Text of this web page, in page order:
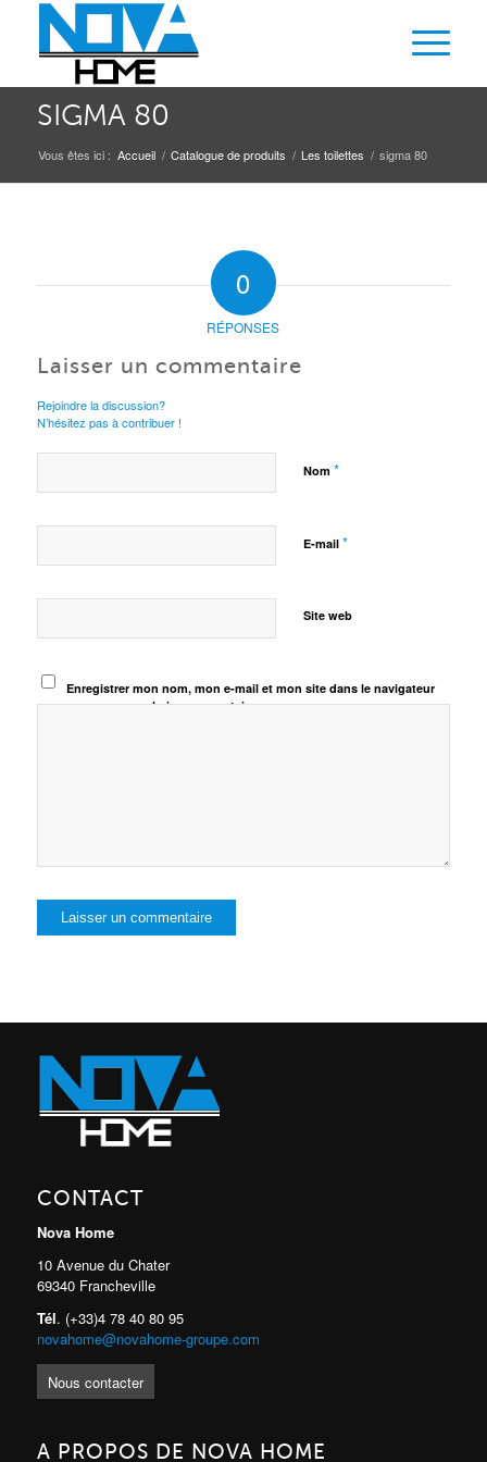
SIGMA 80
Vous êtes ici : Accueil / Catalogue de produits / Les toilettes / sigma 80
0
RÉPONSES
Laisser un commentaire
Rejoindre la discussion?
N’hésitez pas à contribuer !
Nom *
E-mail *
Site web
Enregistrer mon nom, mon e-mail et mon site dans le navigateur
pour mon prochain commentaire.
CONTACT
Nova Home
10 Avenue du Chater
69340 Francheville
Tél. (+33)4 78 40 80 95
novahome@novahome-groupe.com
Nous contacter
A PROPOS DE NOVA HOME